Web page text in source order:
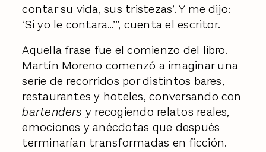
contar su vida, sus tristezas’. Y me dijo:
‘Si yo le contara…’”, cuenta el escritor.
Aquella frase fue el comienzo del libro.
Martín Moreno comenzó a imaginar una
serie de recorridos por distintos bares,
restaurantes y hoteles, conversando con
bartenders y recogiendo relatos reales,
emociones y anécdotas que después
terminarían transformadas en ficción.